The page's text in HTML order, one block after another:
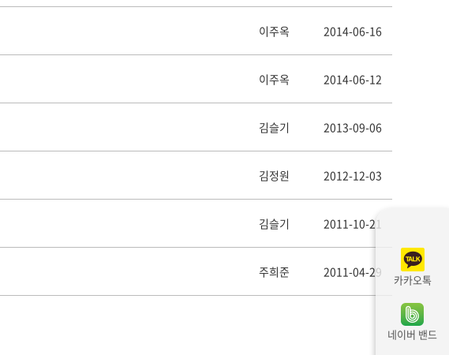
이주옥 2014-06-16
이주옥 2014-06-12
김슬기 2013-09-06
김정원 2012-12-03
김슬기 2011-10-21
주희준 2011-04-29
카카오톡
네이버 밴드